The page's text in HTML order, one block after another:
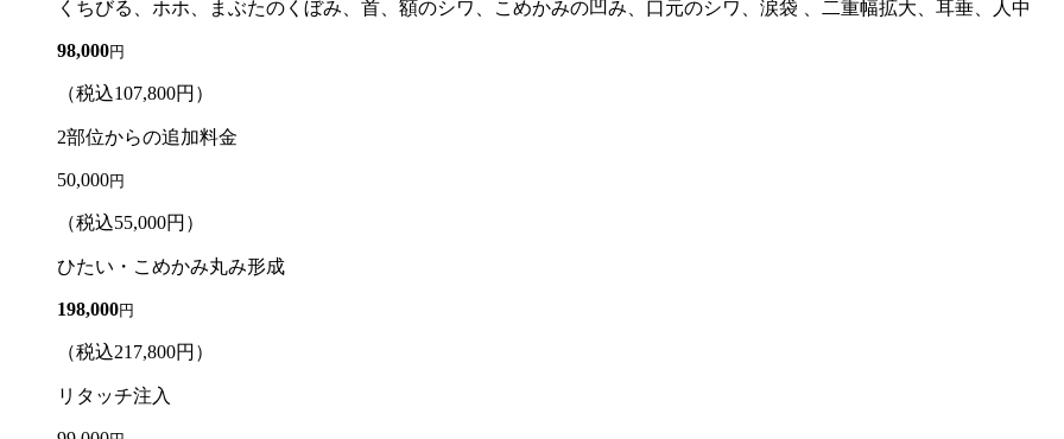
くちびる、ホホ、まぶたのくぼみ、首、額のシワ、こめかみの凹み、口元のシワ、涙袋 、二重幅拡大、耳垂、人中
98,000円
（税込107,800円）
2部位からの追加料金
50,000円
（税込55,000円）
ひたい・こめかみ丸み形成
198,000円
（税込217,800円）
リタッチ注入